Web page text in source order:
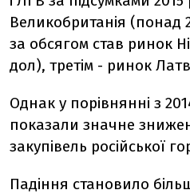
Великобританія (понад
за обсягом став ринок
дол), третім - ринок
Однак у порівнянні з
показали значне
закупівель російської
Падіння становило